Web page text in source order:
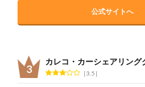
公式サイトへ
カレコ・カーシェアリング
3.5